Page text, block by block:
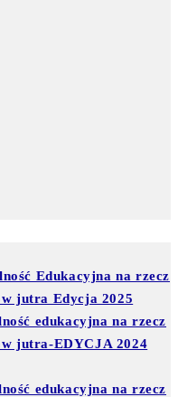
Edukacyjna na rzecz
jutra Edycja 2025
edukacyjna na rzecz
jutra-EDYCJA 2024
edukacyjna na rzecz